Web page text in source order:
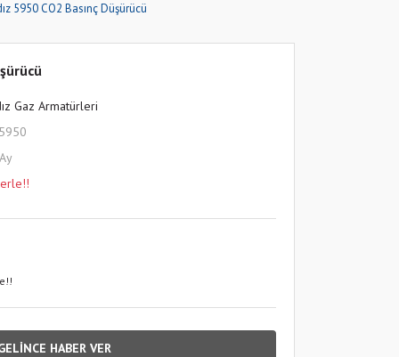
5950 CO2 Basınç Düşürücü
Gaz Armatürleri
HABER VER